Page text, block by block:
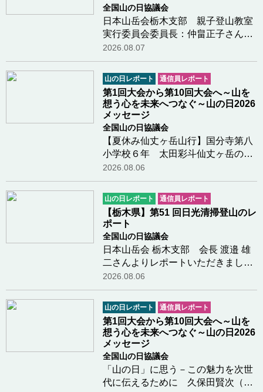
全国山の日協議会
日本山岳会栃木支部 親子登山教室
実行委員会委員長：仲畠正子さんか
らのレポートです令和8年度日本山
岳会栃木支部公益事業(山の日関連事
業)の報告１ 事業名 第１４回親
子登山教室 （栃木県
山岳・スポーツ…つづきを読む
2026.08.07
山の日レポート 通信員レポート
第1回大会から第10回大会へ～山を
想う心を未来へつなぐ～山の日2026
メッセージ
全国山の日協議会
【夏休み仙丈ヶ岳山行】国分寺第八
小学校６年 太田彩斗仙丈ヶ岳の山
頂についたときがすごく嬉しかった
し景色もきれいで感動した。仙丈小
屋で景色を見ながらコーヒーをみん
なで飲んだのが楽しかった。下山し
ているとき少し…つづきを読む
2026.08.06
山の日レポート 通信員レポート
【栃木県】第51 回日光清掃登山のレ
ポート
全国山の日協議会
日本山岳会 栃木支部 会長 渡邉 雄
二さんよりレポートいただきました
第51 回「日光清掃登山」を、県山
岳・スポーツクライミング連盟が主
催し、日光・那須山岳ガイド協会等
の各団体、国・県・市の関係団体、
一般登山者が参…つづきを読む
2026.08.06
山の日レポート 通信員レポート
第1回大会から第10回大会へ～山を
想う心を未来へつなぐ～山の日2026
メッセージ
全国山の日協議会
「山の日」に思う－この魅力を次世
代に伝えるために 久保田賢次（元